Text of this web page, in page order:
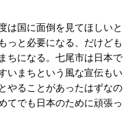
は国に面倒を見てほしいと
っと必要になる、だけども
ちになる。七尾市は日本で
いまちという風な宣伝もい
やることがあったはずなの
てでも日本のために頑張っ